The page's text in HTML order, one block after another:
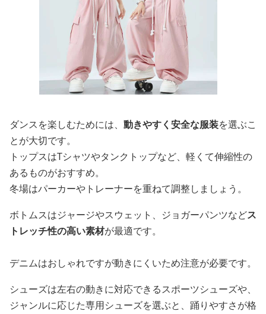
ダンスを楽しむためには、 動きやすく安全な服装を選ぶこ
とが大切です。
トップスはTシャツやタンクトップなど、軽くて伸縮性の
あるものがおすすめ。
冬場はパーカーやトレーナーを重ねて調整しましょう。
ボトムスはジャージやスウェット、ジョガーパンツなどス
トレッチ性の高い素材が最適です。
デニムはおしゃれですが動きにくいため注意が必要です。
シューズは左右の動きに対応できるスポーツシューズや、
ジャンルに応じた専用シューズを選ぶと、踊りやすさが格